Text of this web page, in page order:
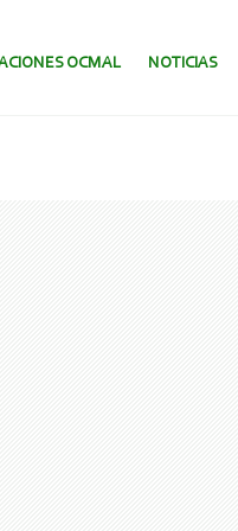
OCMAL NOTICIAS